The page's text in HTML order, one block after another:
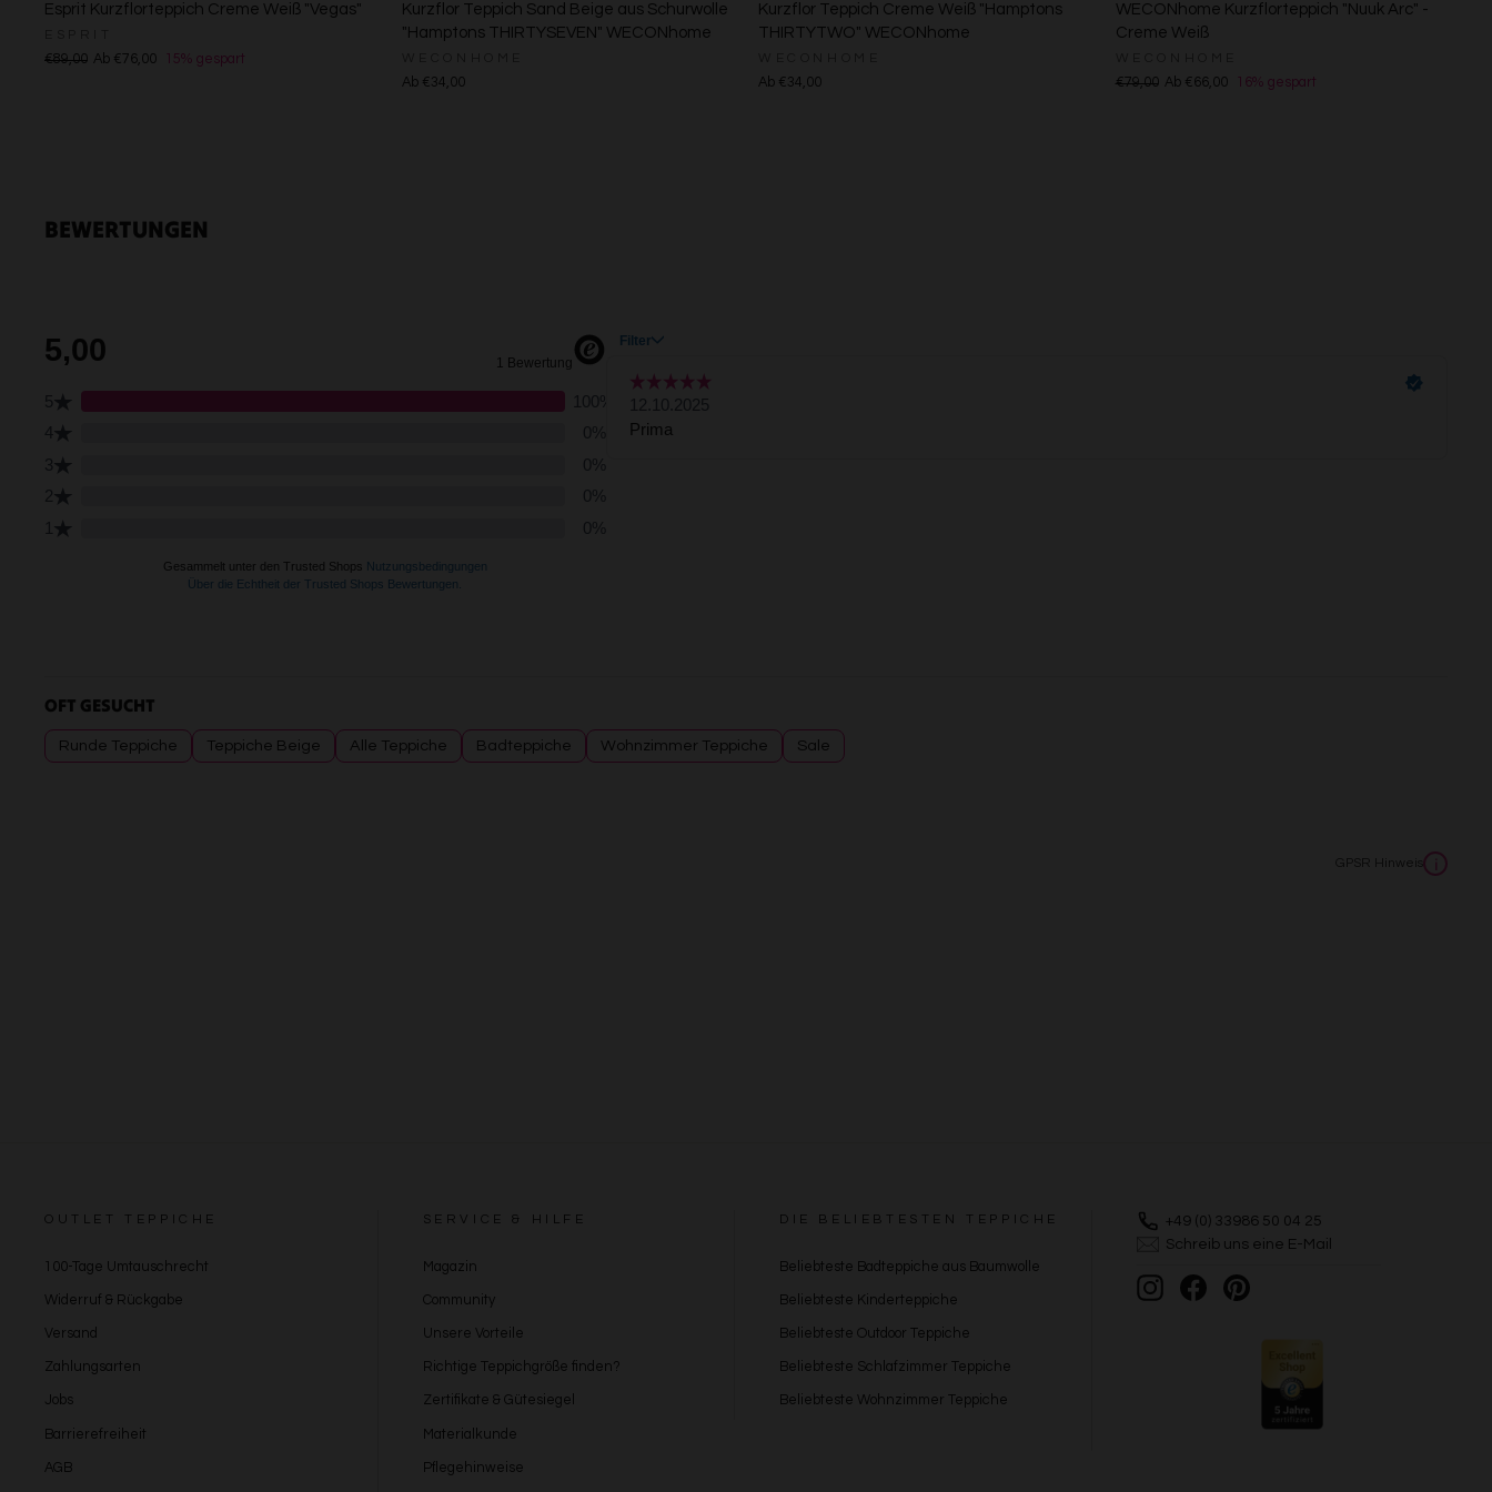
Esprit Kurzflorteppich Creme Weiß "Vegas"
€89,00 Ab €76,00 15% gespart
Kurzflor Teppich Sand Beige aus Schurwolle
"Hamptons THIRTYSEVEN" WECONhome
Ab €34,00
Kurzflor Teppich Creme Weiß "Hamptons
THIRTYTWO" WECONhome
Ab €34,00
WECONhome Kurzflorteppich "Nuuk Arc" -
Creme Weiß
€79,00 Ab €66,00 16% gespart
BEWERTUNGEN
OFT GESUCHT
Runde Teppiche Teppiche Beige Alle Teppiche Badteppiche Wohnzimmer Teppiche Sale
GPSR Hinweis i
OUTLET TEPPICHE
100-Tage Umtauschrecht
Widerruf & Rückgabe
Versand
Zahlungsarten
Jobs
Barrierefreiheit
AGB
SERVICE & HILFE
Magazin
Community
Unsere Vorteile
Richtige Teppichgröße finden?
Zertifikate & Gütesiegel
Materialkunde
Pflegehinweise
DIE BELIEBTESTEN TEPPICHE
Beliebteste Badteppiche aus Baumwolle
Beliebteste Kinderteppiche
Beliebteste Outdoor Teppiche
Beliebteste Schlafzimmer Teppiche
Beliebteste Wohnzimmer Teppiche
+49 (0) 33986 50 04 25
Schreib uns eine E-Mail
Instagram
FacebookPinterest
Verwendung reduzierter Daten zur Auswahl von Werbeanzeigen
Erstellung von Profilen für personalisierte Werbung
Erstellung von Profilen zur Personalisierung von Inhalten